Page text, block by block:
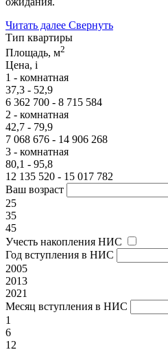
Читать далее Свернуть
Тип квартиры
Площадь, м2
Цена, i
1 - комнатная
37,3 - 52,9
6 362 700 - 8 715 584
2 - комнатная
42,7 - 79,9
7 068 676 - 14 906 268
3 - комнатная
80,1 - 95,8
12 135 520 - 15 017 782
Ваш возраст
25
35
45
Учесть накопления НИС
Год вступления в НИС
2005
2013
2021
Месяц вступления в НИС
1
6
12